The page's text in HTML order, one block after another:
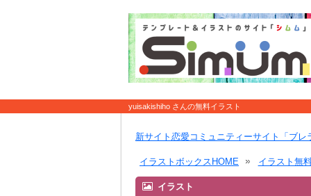
yuisakishiho さんの無料イラスト
新サイト恋愛コミュニティーサイト「ブレ
イラストボックスHOME イラスト無
イラスト